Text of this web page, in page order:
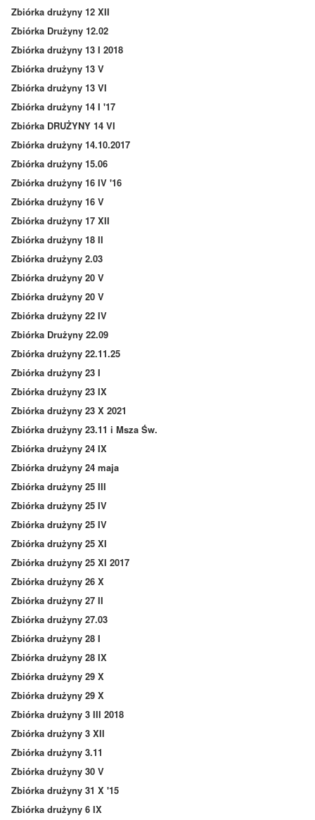
Zbiórka drużyny 12 XII
Zbiórka Drużyny 12.02
Zbiórka drużyny 13 I 2018
Zbiórka drużyny 13 V
Zbiórka drużyny 13 VI
Zbiórka drużyny 14 I '17
Zbiórka DRUŻYNY 14 VI
Zbiórka drużyny 14.10.2017
Zbiórka drużyny 15.06
Zbiórka drużyny 16 IV '16
Zbiórka drużyny 16 V
Zbiórka drużyny 17 XII
Zbiórka drużyny 18 II
Zbiórka drużyny 2.03
Zbiórka drużyny 20 V
Zbiórka drużyny 20 V
Zbiórka drużyny 22 IV
Zbiórka Drużyny 22.09
Zbiórka drużyny 22.11.25
Zbiórka drużyny 23 I
Zbiórka drużyny 23 IX
Zbiórka drużyny 23 X 2021
Zbiórka drużyny 23.11 i Msza Św.
Zbiórka drużyny 24 IX
Zbiórka drużyny 24 maja
Zbiórka drużyny 25 III
Zbiórka drużyny 25 IV
Zbiórka drużyny 25 IV
Zbiórka drużyny 25 XI
Zbiórka drużyny 25 XI 2017
Zbiórka drużyny 26 X
Zbiórka drużyny 27 II
Zbiórka drużyny 27.03
Zbiórka drużyny 28 I
Zbiórka drużyny 28 IX
Zbiórka drużyny 29 X
Zbiórka drużyny 29 X
Zbiórka drużyny 3 III 2018
Zbiórka drużyny 3 XII
Zbiórka drużyny 3.11
Zbiórka drużyny 30 V
Zbiórka drużyny 31 X '15
Zbiórka drużyny 6 IX